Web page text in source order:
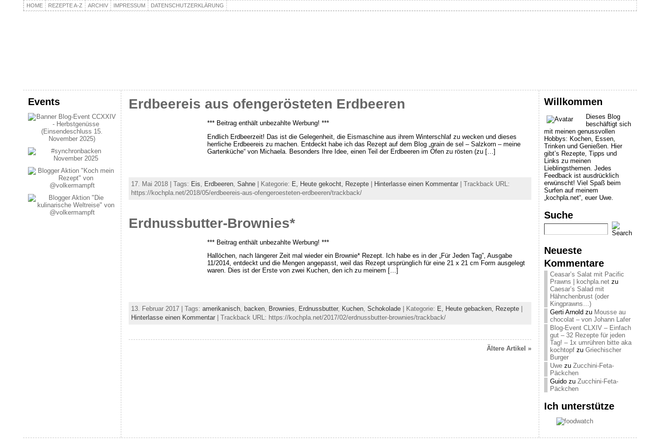
HOME REZEPTE A-Z ARCHIV IMPRESSUM DATENSCHUTZERKLÄRUNG
Events Erdbeereis aus ofengerösteten Erdbeeren
*** Beitrag enthält unbezahlte Werbung! ***
Endlich Erdbeerzeit! Das ist die Gelegenheit, die Eismaschine aus ihrem Winterschlaf zu wecken und dieses
herrliche Erdbeereis zu machen. Entdeckt habe ich das Rezept auf dem Blog „grain de sel – Salzkorn – meine
Gartenküche“ von Michaela. Besonders Ihre Idee, einen Teil der Erdbeeren im Ofen zu rösten (zu […]
17. Mai 2018 | Tags: Eis Erdbeeren Sahne | Kategorie: E, Heute gekocht, Rezepte Hinterlasse einen Kommentar | Trackback URL:
https://kochpla.net/2018/05/erdbeereis-aus-ofengeroesteten-erdbeeren/trackback/
Erdnussbutter-Brownies*
*** Beitrag enthält unbezahlte Werbung! ***
Hallöchen, nach längerer Zeit mal wieder ein Brownie* Rezept. Ich habe es in der „Für Jeden Tag”, Ausgabe
11/2014, entdeckt und die Mengen angepasst, weil das Rezept ursprünglich für eine 21 x 21 cm Form ausgelegt
waren. Dies ist der Erste von zwei Kuchen, den ich zu meinem […]
13. Februar 2017 | Tags: amerikanisch backen Brownies Erdnussbutter, Kuchen Schokolade | Kategorie: E, Heute gebacken, Rezepte |
Hinterlasse einen Kommentar | Trackback URL: https://kochpla.net/2017/02/erdnussbutter-brownies/trackback/
Ältere Artikel »
Willkommen
Dieses Blog
beschäftigt sich
mit meinen genussvollen
Hobbys: Kochen, Essen,
Trinken und Genießen. Hier
gibt’s Rezepte, Tipps und
Links zu meinen
Lieblingsthemen. Jedes
Feedback ist ausdrücklich
erwünscht! Viel Spaß beim
Surfen auf meinem
„kochpla.net“, euer Uwe.
Suche
Neueste
Kommentare
Ceasar’s Salat mit Pacific
Prawns | kochpla.net zu
Caesar’s Salad mit
Hähnchenbrust (oder
Kingprawns…)
Gerti Arnold zu Mousse au
chocolat – von Johann Lafer
Blog-Event CLXIV – Einfach
gut – 32 Rezepte für jeden
Tag! – 1x umrühren bitte aka
kochtopf zu Griechischer
Burger
Uwe zu Zucchini-Feta-
Päckchen
Guido zu Zucchini-Feta-
Päckchen
Ich unterstütze